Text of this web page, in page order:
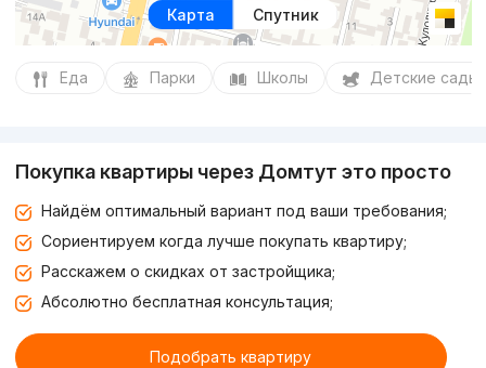
Карта Спутник
Еда Парки Школы Детские сады
Покупка квартиры через Домтут это просто
Найдём оптимальный вариант под ваши требования;
Сориентируем когда лучше покупать квартиру;
Расскажем о скидках от застройщика;
Абсолютно бесплатная консультация;
Подобрать квартиру